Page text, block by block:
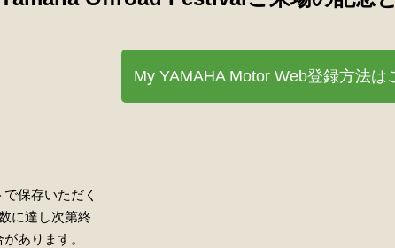
保存いただく
に達し次第終
あります。
My YAMAHA Motor Web登録方法は